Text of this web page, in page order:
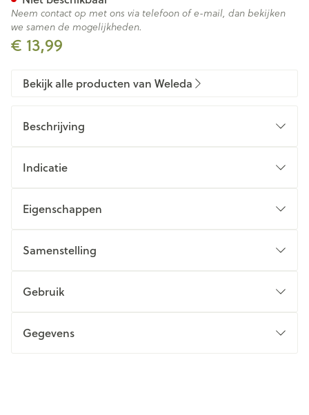
€ 13,99
Neem contact op met ons via telefoon of e-mail, dan bekijken
we samen de mogelijkheden.
Bekijk alle producten van Weleda
Beschrijving
Indicatie
Eigenschappen
Samenstelling
Gebruik
Gegevens